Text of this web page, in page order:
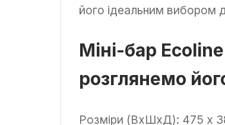
його ідеальним вибором
Міні-бар
розглянемо
Розміри (ВxШxД): 475 x